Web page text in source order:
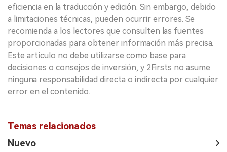
eficiencia en la traducción y edición. Sin embargo, debido
a limitaciones técnicas, pueden ocurrir errores. Se
recomienda a los lectores que consulten las fuentes
proporcionadas para obtener información más precisa.
Este artículo no debe utilizarse como base para
decisiones o consejos de inversión, y 2Firsts no asume
ninguna responsabilidad directa o indirecta por cualquier
error en el contenido.
Temas relacionados
Nuevo